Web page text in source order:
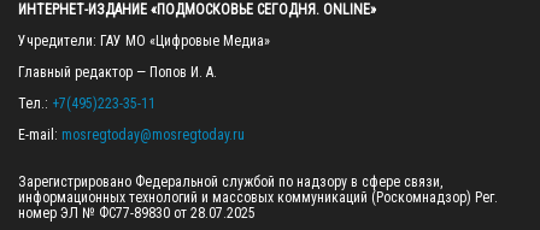
ИНТЕРНЕТ-ИЗДАНИЕ «ПОДМОСКОВЬЕ СЕГОДНЯ. ONLINE»
Учредители: ГАУ МО «Цифровые Медиа»
Главный редактор — Попов И. А.
Тел.: +7(495)223-35-11
E-mail: mosregtoday@mosregtoday.ru
Зарегистрировано Федеральной службой по надзору в сфере связи,
информационных технологий и массовых коммуникаций (Роскомнадзор) Рег.
номер ЭЛ № ФС77-89830 от 28.07.2025